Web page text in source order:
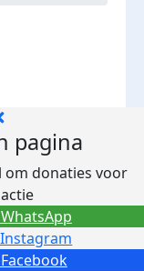
pagina
om donaties voor